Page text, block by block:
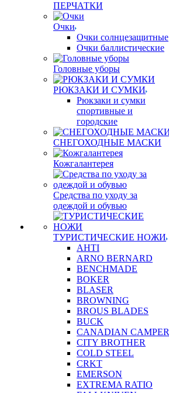
ПЕРЧАТКИ
Очки
Очки солнцезащитные
Очки баллистические
Головные уборы
РЮКЗАКИ И СУМКИ
Рюкзаки и сумки
спортивные и
городские
СНЕГОХОДНЫЕ МАСКИ
Кожгалантерея
Средства по уходу за
одеждой и обувью
ТУРИСТИЧЕСКИЕ НОЖИ
AHTI
ARNO BERNARD
BENCHMADE
BOKER
BLASER
BROWNING
BROUS BLADES
BUCK
CANADIAN CAMPER
CITY BROTHER
COLD STEEL
CRKT
EMERSON
EXTREMA RATIO